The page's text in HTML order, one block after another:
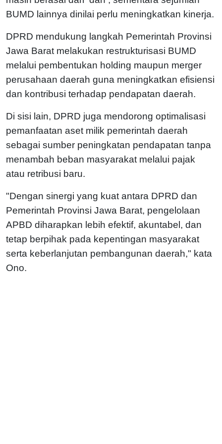
BUMD lainnya dinilai perlu meningkatkan kinerja.
DPRD mendukung langkah Pemerintah Provinsi
Jawa Barat melakukan restrukturisasi BUMD
melalui pembentukan holding maupun merger
perusahaan daerah guna meningkatkan efisiensi
dan kontribusi terhadap pendapatan daerah.
Di sisi lain, DPRD juga mendorong optimalisasi
pemanfaatan aset milik pemerintah daerah
sebagai sumber peningkatan pendapatan tanpa
menambah beban masyarakat melalui pajak
atau retribusi baru.
"Dengan sinergi yang kuat antara DPRD dan
Pemerintah Provinsi Jawa Barat, pengelolaan
APBD diharapkan lebih efektif, akuntabel, dan
tetap berpihak pada kepentingan masyarakat
serta keberlanjutan pembangunan daerah," kata
Ono.